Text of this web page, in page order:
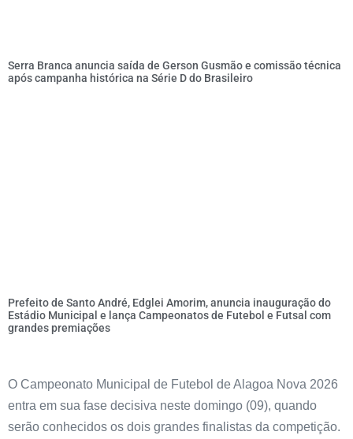
Serra Branca anuncia saída de Gerson Gusmão e comissão técnica
após campanha histórica na Série D do Brasileiro
Prefeito de Santo André, Edglei Amorim, anuncia inauguração do
Estádio Municipal e lança Campeonatos de Futebol e Futsal com
grandes premiações
O Campeonato Municipal de Futebol de Alagoa Nova 2026
entra em sua fase decisiva neste domingo (09), quando
serão conhecidos os dois grandes finalistas da competição.